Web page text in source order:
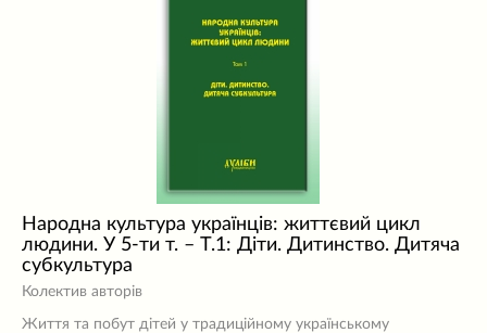
Народна культура українців: життєвий цикл
людини. У 5-ти т. – Т.1: Діти. Дитинство. Дитяча
субкультура
Колектив авторів
Життя та побут дітей у традиційному українському